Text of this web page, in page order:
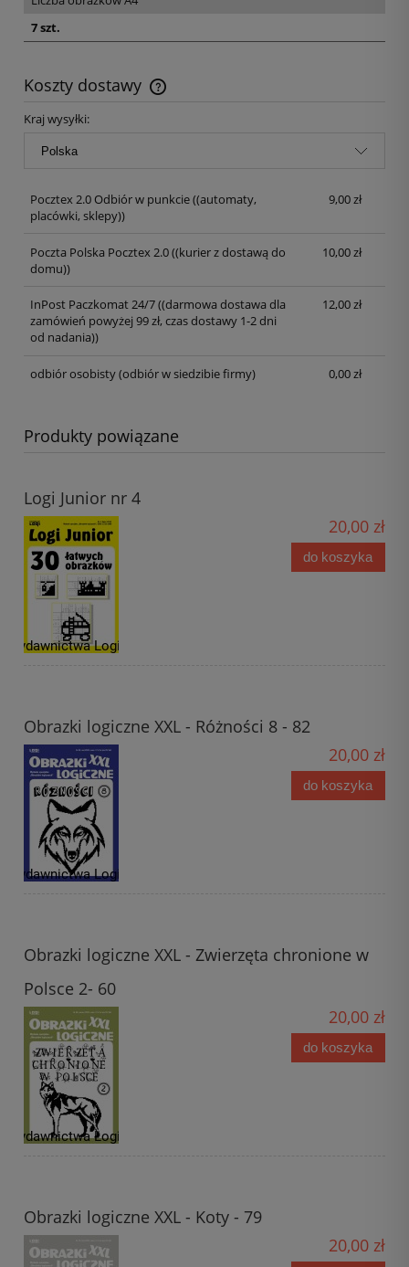
7 szt.
Koszty dostawy
Kraj wysyłki:
Pocztex 2.0 Odbiór w punkcie((automaty,
placówki, sklepy))
9,00 zł
Poczta Polska Pocztex 2.0((kurier z dostawą do
domu))
10,00 zł
InPost Paczkomat 24/7((darmowa dostawa dla
zamówień powyżej 99 zł, czas dostawy 1-2 dni
od nadania))
12,00 zł
odbiór osobisty(odbiór w siedzibie firmy) 0,00 zł
Produkty powiązane
Logi Junior nr 4
20,00 zł
do koszyka
Obrazki logiczne XXL - Różności 8 - 82
20,00 zł
do koszyka
Obrazki logiczne XXL - Zwierzęta chronione w
Polsce 2- 60
20,00 zł
do koszyka
Obrazki logiczne XXL - Koty - 79
20,00 zł